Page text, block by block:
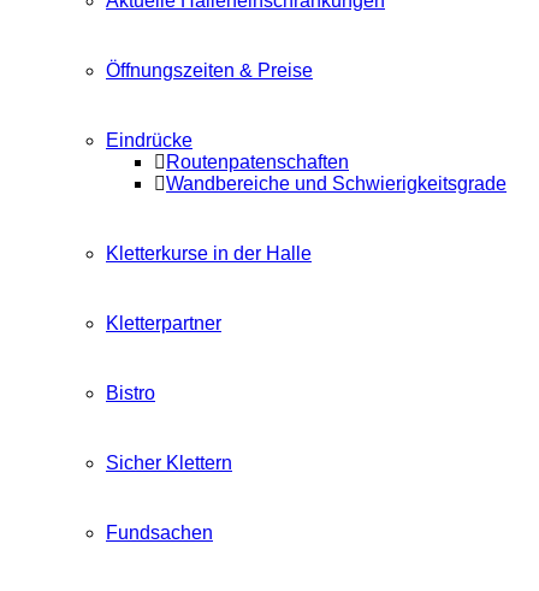
Öffnungszeiten & Preise
Eindrücke
Routenpatenschaften
Wandbereiche und Schwierigkeitsgrade
Kletterkurse in der Halle
Kletterpartner
Bistro
Sicher Klettern
Fundsachen